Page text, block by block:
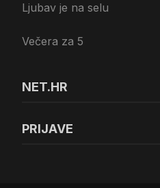
Ljubav je na selu
Večera za 5
NET.HR
PRIJAVE